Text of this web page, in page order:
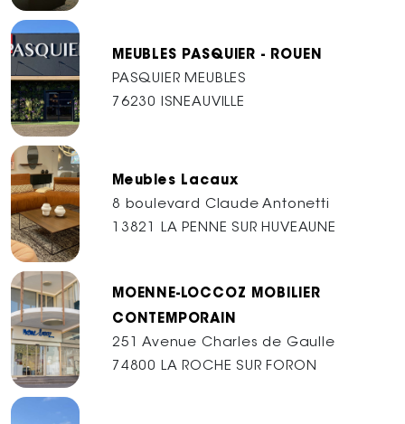
MEUBLES PASQUIER - ROUEN
PASQUIER MEUBLES
76230 ISNEAUVILLE
Meubles Lacaux
8 boulevard Claude Antonetti
13821 LA PENNE SUR HUVEAUNE
MOENNE-LOCCOZ MOBILIER
CONTEMPORAIN
251 Avenue Charles de Gaulle
74800 LA ROCHE SUR FORON